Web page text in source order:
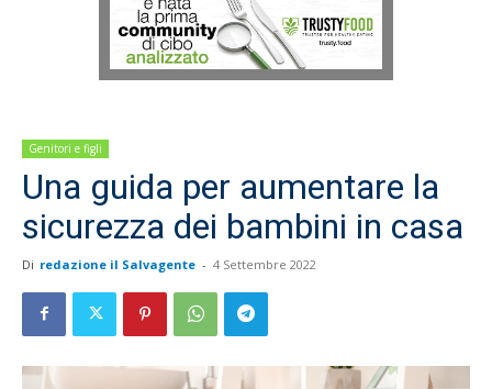
Salvagente
Genitori e figli
Una guida per aumentare la
sicurezza dei bambini in casa
Di redazione il Salvagente - 4 Settembre 2022